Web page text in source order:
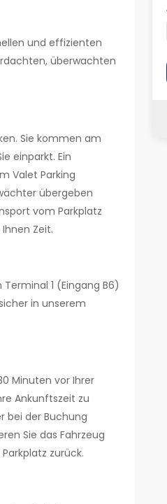
und effizienten
überwachten
Sie kommen am
einparkt. Ein
Valet Parking
übergeben
vom Parkplatz
Zeit.
1 (Eingang B6)
in unserem
Minuten vor Ihrer
Ankunftszeit zu
bei der Buchung
Sie das Fahrzeug
zurück.